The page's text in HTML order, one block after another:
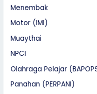
Menembak
Motor (IMI)
Muaythai
NPCI
Olahraga Pelajar
Panahan (PERPANI)